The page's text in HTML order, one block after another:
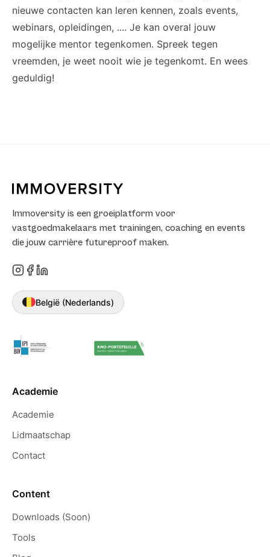
nieuwe contacten kan leren kennen, zoals events,
webinars, opleidingen, .... Je kan overal jouw
mogelijke mentor tegenkomen. Spreek tegen
vreemden, je weet nooit wie je tegenkomt. En wees
geduldig!
Immoversity is een groeiplatform voor
vastgoedmakelaars met trainingen, coaching en events
die jouw carrière futureproof maken.
België (Nederlands)
Academie
Academie
Lidmaatschap
Contact
Content
Downloads (Soon)
Tools